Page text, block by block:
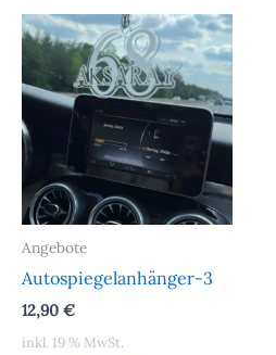
Angebote
Autospiegelanhänger-3
12,90 €
inkl. 19 % MwSt.